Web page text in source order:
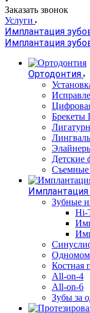
Заказать звонок
Услуги
Имплантация
Имплантация
Ортодонтия
Брекеты
Детские
Съемные
Имплантация
Зубные
Hi-
Костная
All-on-4
All-on-6
Зубы за